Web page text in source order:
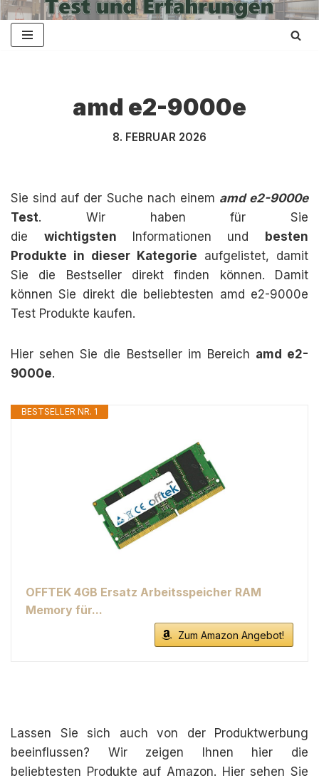
Zum
amd e2-9000e
8. FEBRUAR 2026
Sie sind auf der Suche nach einem amd e2-9000e
Test. Wir haben für Sie
die wichtigsten Informationen und
besten
Produkte in dieser Kategorie aufgelistet, damit
Sie die Bestseller direkt finden können. Damit
können Sie direkt die beliebtesten amd e2-9000e
Test Produkte kaufen.
Hier sehen Sie die Bestseller im Bereich amd e2-
9000e.
BESTSELLER NR. 1
OFFTEK 4GB Ersatz Arbeitsspeicher RAM
Memory für...
Zum Amazon Angebot!
Lassen Sie sich auch von der Produktwerbung
beeinflussen? Wir zeigen Ihnen hier die
beliebtesten Produkte auf Amazon. Hier sehen Sie